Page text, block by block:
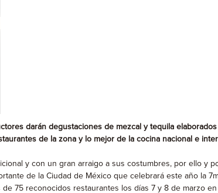
darán degustaciones de mezcal y tequila
de la zona y lo mejor de la cocina nacional e
y con un gran arraigo a sus costumbres, por ello y
de la Ciudad de México que celebrará este año la
75 reconocidos restaurantes los días 7 y 8 de marzo